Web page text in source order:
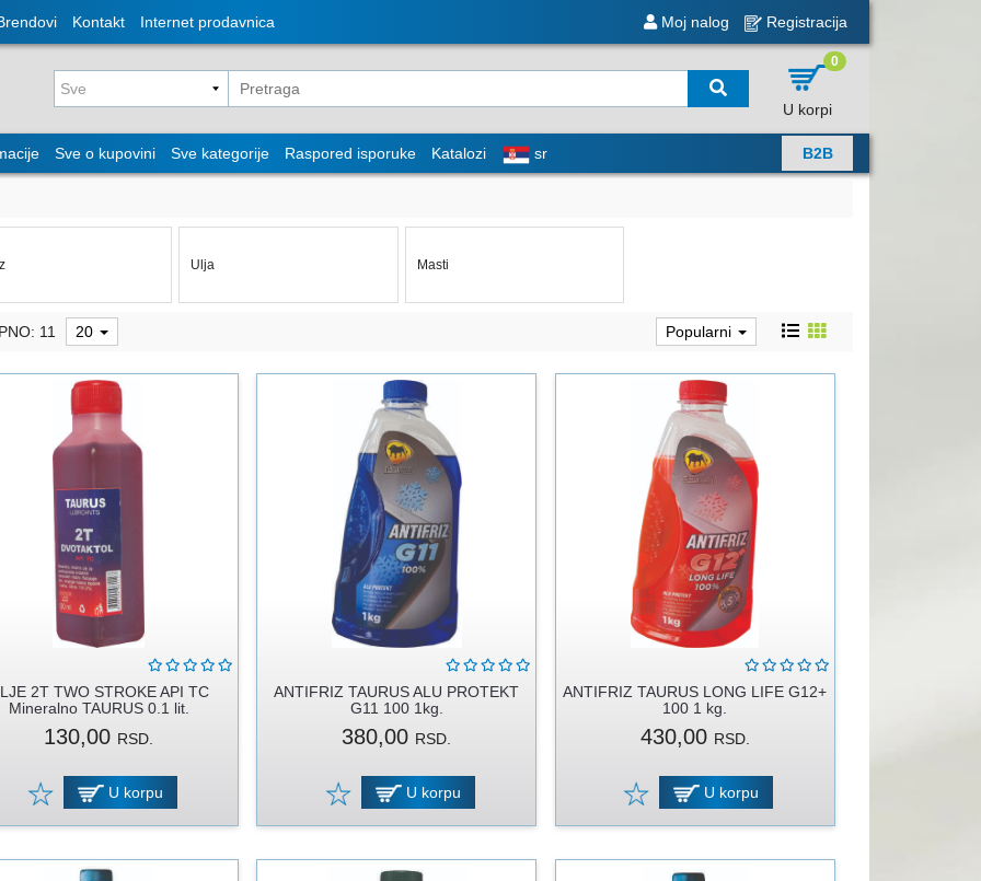
Kontakt Internet prodavnica Moj nalog Registracija
0
U korpi
Sve o kupovini Sve kategorije Raspored isporuke Katalozi sr B2B
Ulja Masti
11 20 Popularni
2T TWO STROKE API TC
Mineralno TAURUS 0.1 lit.
130,00 RSD.
U korpu
ANTIFRIZ TAURUS ALU PROTEKT
G11 100 1kg.
380,00 RSD.
U korpu
ANTIFRIZ TAURUS LONG LIFE G12+
100 1 kg.
430,00 RSD.
U korpu